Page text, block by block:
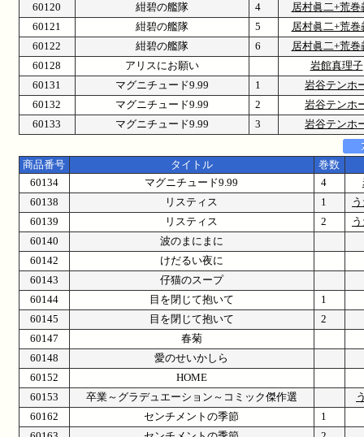
60120
紺碧の艦隊 4
居村眞二+荒巻
60121
紺碧の艦隊 5
居村眞二+荒巻
60122
紺碧の艦隊 6
居村眞二+荒巻
60128
アリスにお願い
岩館真理子
60131
マグニチュード9.99 1
岩谷テンホ
60132
マグニチュード9.99 2
岩谷テンホ
60133
マグニチュード9.99 3 岩谷テンホ
商品番号 タイトル
巻数
60134
マグニチュード9.99 4
60138
リスティス 1
60139
リスティス 2
60140
波のまにまに
60142
けだるい夜に
60143
仔猫のスープ
60144
目を閉じて抱いて
1
60145
目を閉じて抱いて
2
60147
春菊
60148
愛のせいかしら
60152
HOME
60153
卒業～グラデュエーション～コミック傑作選
60162
センチメントの季節
1